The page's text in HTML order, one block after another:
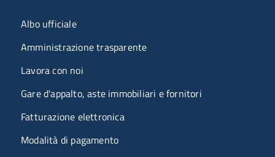
Menu organizzazione
Albo ufficiale
Amministrazione trasparente
Lavora con noi
Gare d'appalto, aste immobiliari e fornitori
Fatturazione elettronica
Modalità di pagamento